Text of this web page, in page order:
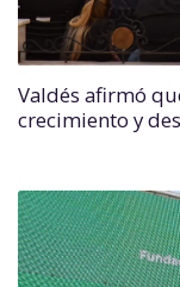
Valdés afirmó
crecimiento y